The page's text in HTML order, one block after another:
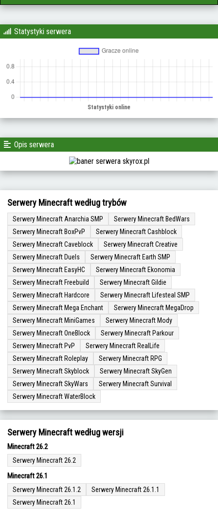
Statystyki serwera
Opis serwera
Serwery Minecraft według trybów
Serwery Minecraft Anarchia SMP
Serwery Minecraft BedWars
Serwery Minecraft BoxPvP
Serwery Minecraft Cashblock
Serwery Minecraft Caveblock
Serwery Minecraft Creative
Serwery Minecraft Duels
Serwery Minecraft Earth SMP
Serwery Minecraft EasyHC
Serwery Minecraft Ekonomia
Serwery Minecraft Freebuild
Serwery Minecraft Gildie
Serwery Minecraft Hardcore
Serwery Minecraft Lifesteal SMP
Serwery Minecraft Mega Enchant
Serwery Minecraft MegaDrop
Serwery Minecraft MiniGames
Serwery Minecraft Mody
Serwery Minecraft OneBlock
Serwery Minecraft Parkour
Serwery Minecraft PvP
Serwery Minecraft RealLife
Serwery Minecraft Roleplay
Serwery Minecraft RPG
Serwery Minecraft Skyblock
Serwery Minecraft SkyGen
Serwery Minecraft SkyWars
Serwery Minecraft Survival
Serwery Minecraft WaterBlock
Serwery Minecraft według wersji
Minecraft 26.2
Serwery Minecraft 26.2
Minecraft 26.1
Serwery Minecraft 26.1.2
Serwery Minecraft 26.1.1
Serwery Minecraft 26.1